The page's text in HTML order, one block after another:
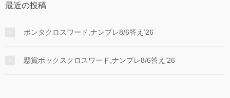
最近の投稿
ポンタクロスワード,ナンプレ8/6答え’26
懸賞ボックスクロスワード,ナンプレ8/6答え’26